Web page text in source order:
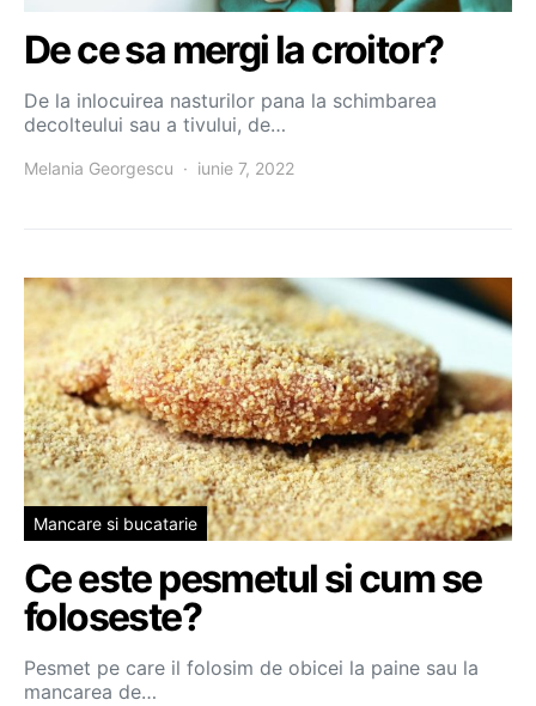
De ce sa mergi la croitor?
De la inlocuirea nasturilor pana la schimbarea
decolteului sau a tivului, de…
Melania Georgescu iunie 7, 2022
Mancare si bucatarie
Ce este pesmetul si cum se
foloseste?
Pesmet pe care il folosim de obicei la paine sau la
mancarea de…